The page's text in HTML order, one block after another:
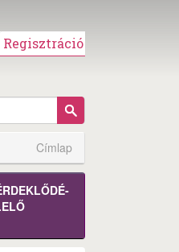
Regisztráció
Címlap